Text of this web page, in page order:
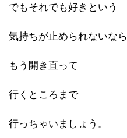
でもそれでも好きという
気持ちが止められないなら
もう開き直って
行くところまで
行っちゃいましょう。